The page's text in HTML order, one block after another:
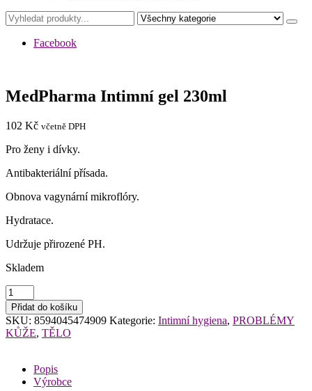
Facebook
MedPharma Intimní gel 230ml
102 Kč včetně DPH
Pro ženy i dívky.
Antibakteriální přísada.
Obnova vagynární mikroflóry.
Hydratace.
Udržuje přirozené PH.
Skladem
MedPharma
Intimní
gel
230ml
množství
Přidat do košíku
SKU: 8594045474909 Kategorie: Intimní hygiena, PROBLÉMY
KŮŽE, TĚLO
Popis
Výrobce